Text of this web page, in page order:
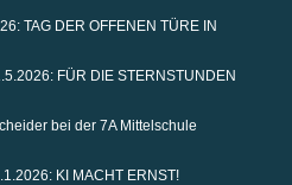
TAG DER OFFENEN TÜRE IN
FÜR DIE STERNSTUNDEN
bei der 7A Mittelschule
KI MACHT ERNST!